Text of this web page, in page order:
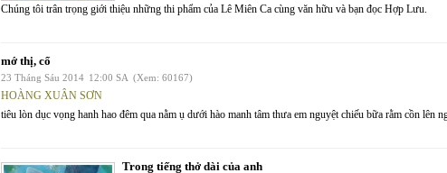
Chúng tôi trân trọng giới thiệu những thi phẩm của Lê Miên Ca cùng văn hữu và bạn đọc Hợp Lưu.
mớ thị, cổ
23 Tháng Sáu 2014 12:00 SA (Xem: 60167)
HOÀNG XUÂN SƠN
tiêu lòn dục vọng hanh hao đêm qua nằm ụ dưới hào manh tâm thưa em nguyệt chiếu bữa rằm cồn lên
Trong tiếng thở dài của anh